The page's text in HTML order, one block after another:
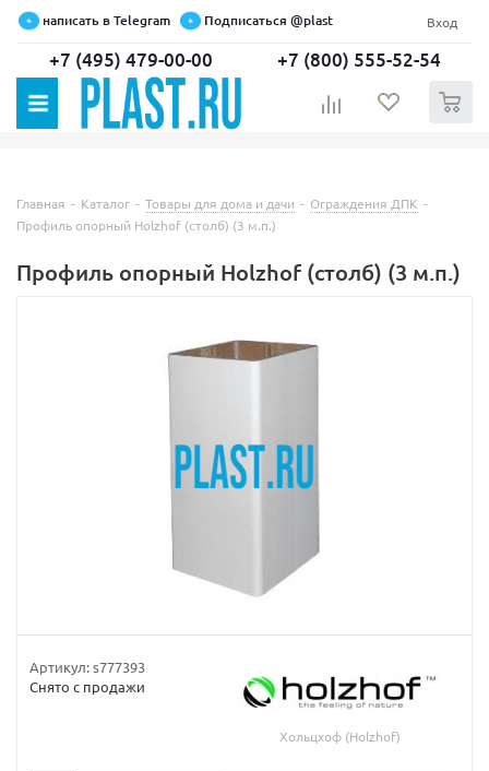
написать в Telegram Подписаться @plast Вход
+7 (495) 479-00-00 +7 (800) 555-52-54
Главная - Каталог - Товары для дома и дачи - Ограждения ДПК -
Профиль опорный Holzhof (столб) (3 м.п.)
Профиль опорный Holzhof (столб) (3 м.п.)
Артикул:s777393
Снято с продажи
Хольцхоф (Holzhof)